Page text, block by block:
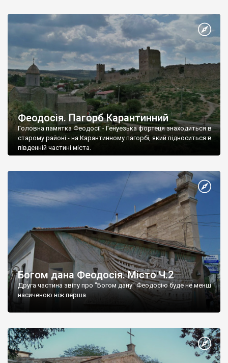
Феодосія. Пагорб Карантинний
Головна памятка Феодосії - Генуезька фортеця знаходиться в
старому районі - на Карантинному пагорбі, який підноситься в
південній частині міста.
Богом дана Феодосія. Місто Ч.2
Друга частина звіту про "Богом дану" Феодосію буде не менш
насиченою ніж перша.